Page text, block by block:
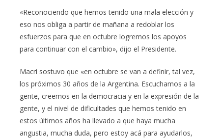
«Reconociendo que hemos tenido una mala elección y
eso nos obliga a partir de mañana a redoblar los
esfuerzos para que en octubre logremos los apoyos
para continuar con el cambio», dijo el Presidente.
Macri sostuvo que «en octubre se van a definir, tal vez,
los próximos 30 años de la Argentina. Escuchamos a la
gente, creemos en la democracia y en la expresión de la
gente, y el nivel de dificultades que hemos tenido en
estos últimos años ha llevado a que haya mucha
angustia, mucha duda, pero estoy acá para ayudarlos,